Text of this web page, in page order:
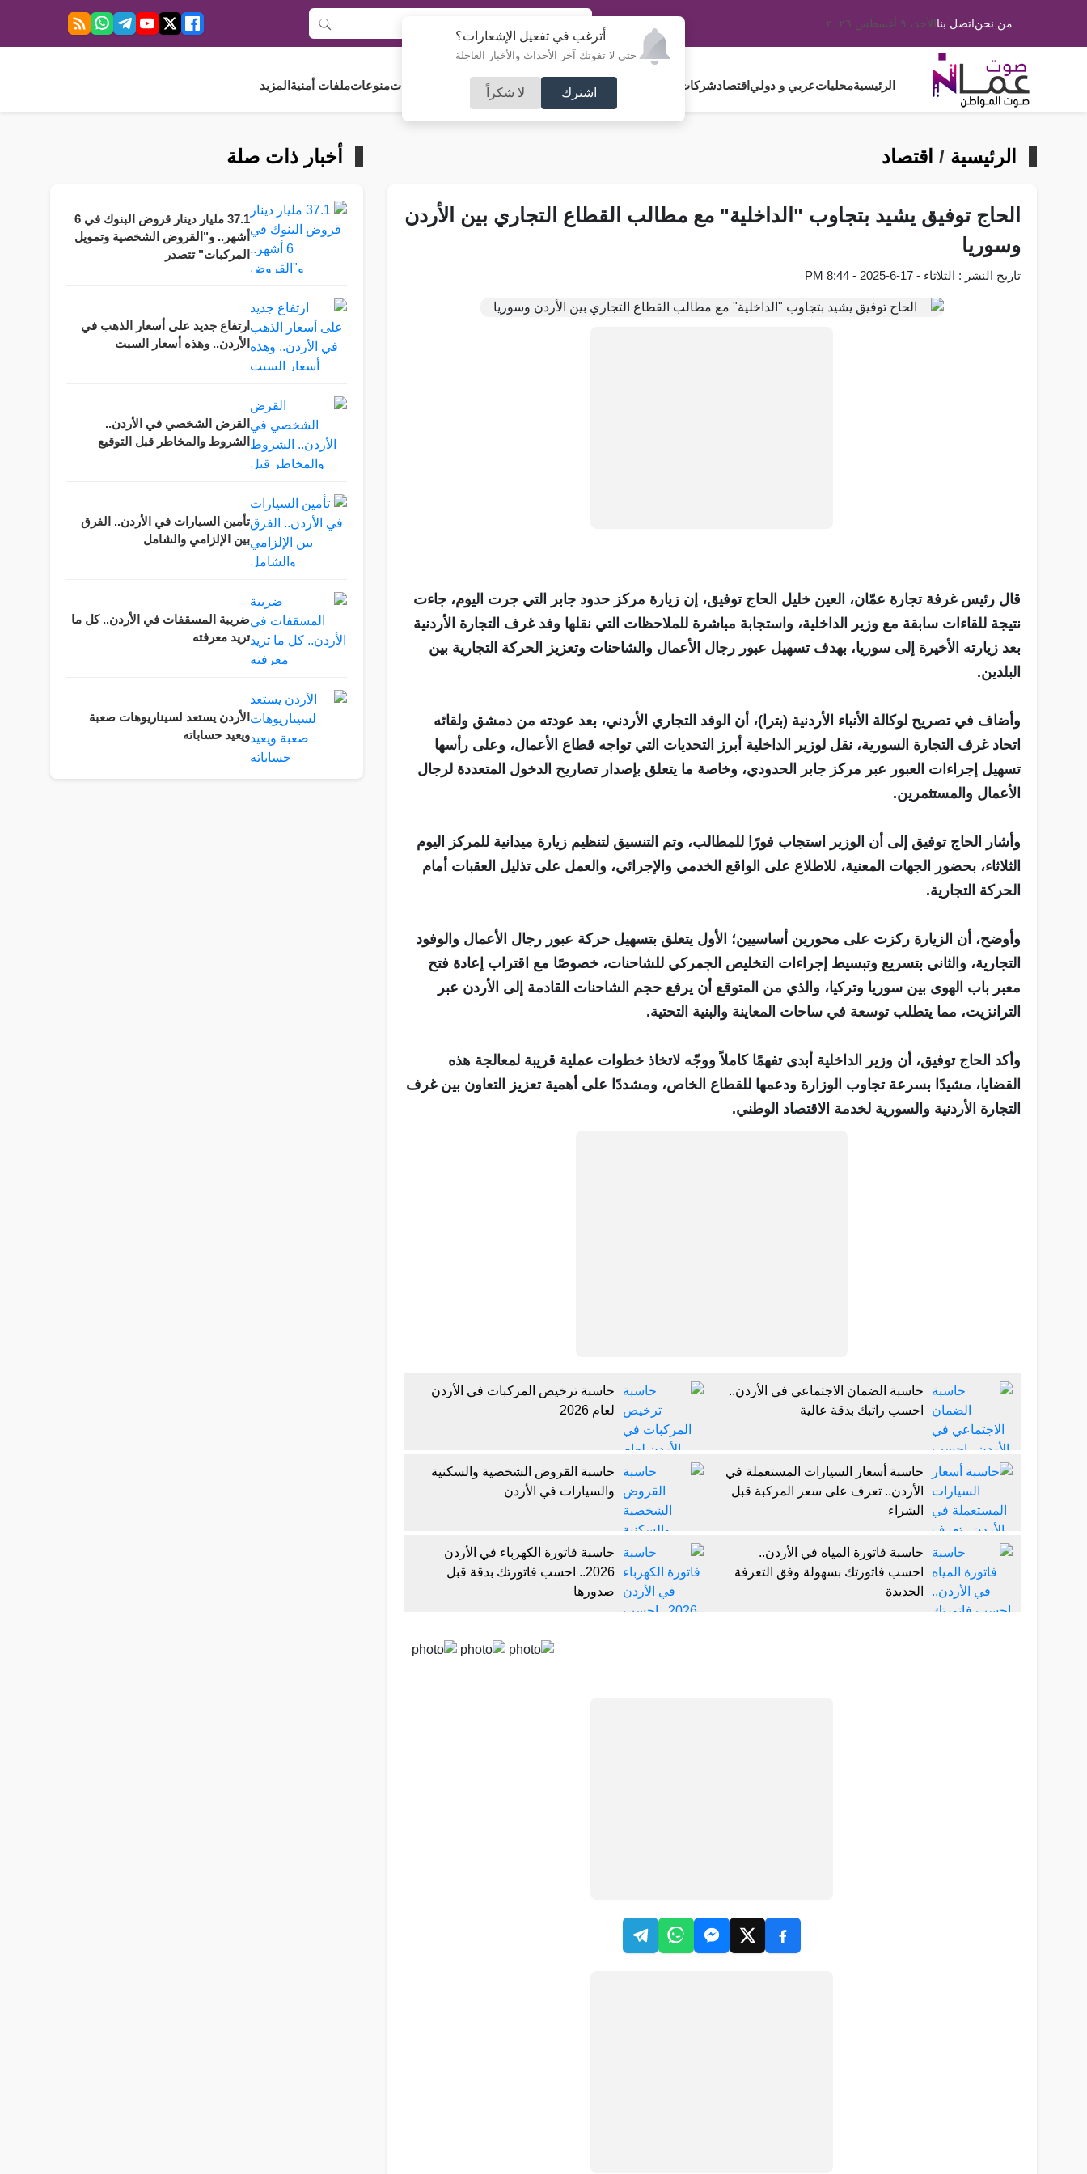
أترغب في تفعيل الإشعارات؟
حتى لا تفوتك آخر الأحداث والأخبار العاجلة
اشترك لا شكراً
من نحناتصل بناالأحد، ٩ أغسطس ٢٠٢٦
الرئيسيةمحلياتعربي و دولي اقتصادشركات و استثمار فلسطين مجلس الأمةرياضة آراء و مقالات جامعاتمنوعاتملفات أمنية المزيد
الرئيسية / اقتصاد
الحاج توفيق يشيد بتجاوب "الداخلية" مع مطالب القطاع التجاري بين الأردن
وسوريا
تاريخ النشر : الثلاثاء - 17-6-2025 - 8:44 PM
قال رئيس غرفة تجارة عمّان، العين خليل الحاج توفيق، إن زيارة مركز حدود جابر التي جرت اليوم، جاءت
نتيجة للقاءات سابقة مع وزير الداخلية، واستجابة مباشرة للملاحظات التي نقلها وفد غرف التجارة الأردنية
بعد زيارته الأخيرة إلى سوريا، بهدف تسهيل عبور رجال الأعمال والشاحنات وتعزيز الحركة التجارية بين
البلدين.
وأضاف في تصريح لوكالة الأنباء الأردنية (بترا)، أن الوفد التجاري الأردني، بعد عودته من دمشق ولقائه
اتحاد غرف التجارة السورية، نقل لوزير الداخلية أبرز التحديات التي تواجه قطاع الأعمال، وعلى رأسها
تسهيل إجراءات العبور عبر مركز جابر الحدودي، وخاصة ما يتعلق بإصدار تصاريح الدخول المتعددة لرجال
الأعمال والمستثمرين.
وأشار الحاج توفيق إلى أن الوزير استجاب فورًا للمطالب، وتم التنسيق لتنظيم زيارة ميدانية للمركز اليوم
الثلاثاء، بحضور الجهات المعنية، للاطلاع على الواقع الخدمي والإجرائي، والعمل على تذليل العقبات أمام
الحركة التجارية.
وأوضح، أن الزيارة ركزت على محورين أساسيين؛ الأول يتعلق بتسهيل حركة عبور رجال الأعمال والوفود
التجارية، والثاني بتسريع وتبسيط إجراءات التخليص الجمركي للشاحنات، خصوصًا مع اقتراب إعادة فتح
معبر باب الهوى بين سوريا وتركيا، والذي من المتوقع أن يرفع حجم الشاحنات القادمة إلى الأردن عبر
الترانزيت، مما يتطلب توسعة في ساحات المعاينة والبنية التحتية.
وأكد الحاج توفيق، أن وزير الداخلية أبدى تفهمًا كاملاً ووجّه لاتخاذ خطوات عملية قريبة لمعالجة هذه
القضايا، مشيدًا بسرعة تجاوب الوزارة ودعمها للقطاع الخاص، ومشددًا على أهمية تعزيز التعاون بين غرف
التجارة الأردنية والسورية لخدمة الاقتصاد الوطني.
حاسبة الضمان الاجتماعي في الأردن..
احسب راتبك بدقة عالية
حاسبة ترخيص المركبات في الأردن
لعام 2026
حاسبة أسعار السيارات المستعملة في
الأردن.. تعرف على سعر المركبة قبل
الشراء
حاسبة القروض الشخصية والسكنية
والسيارات في الأردن
حاسبة فاتورة المياه في الأردن..
احسب فاتورتك بسهولة وفق التعرفة
الجديدة
حاسبة فاتورة الكهرباء في الأردن
2026.. احسب فاتورتك بدقة قبل
صدورها
أخبار ذات صلة
37.1 مليار دينار قروض البنوك في 6
أشهر.. و"القروض الشخصية وتمويل
المركبات" تتصدر
ارتفاع جديد على أسعار الذهب في
الأردن.. وهذه أسعار السبت
القرض الشخصي في الأردن..
الشروط والمخاطر قبل التوقيع
تأمين السيارات في الأردن.. الفرق
بين الإلزامي والشامل
ضريبة المسقفات في الأردن.. كل ما
تريد معرفته
الأردن يستعد لسيناريوهات صعبة
ويعيد حساباته